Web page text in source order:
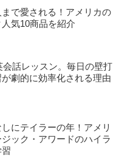
で愛される！アメリカの
気10商品を紹介
会話レッスン。毎日の壁打
劇的に効率化される理由
にテイラーの年！アメリ
ック・アワードのハイラ